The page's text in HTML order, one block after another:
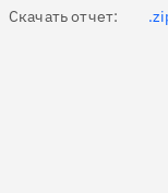
Скачать отчет: